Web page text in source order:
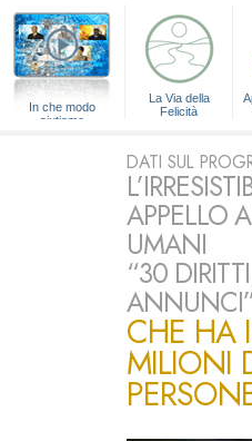
In che modo
aiutiamo
La Via della
Felicità
DATI SUL
APPELLO
UMANI
“30
CHE HA
MILIONI